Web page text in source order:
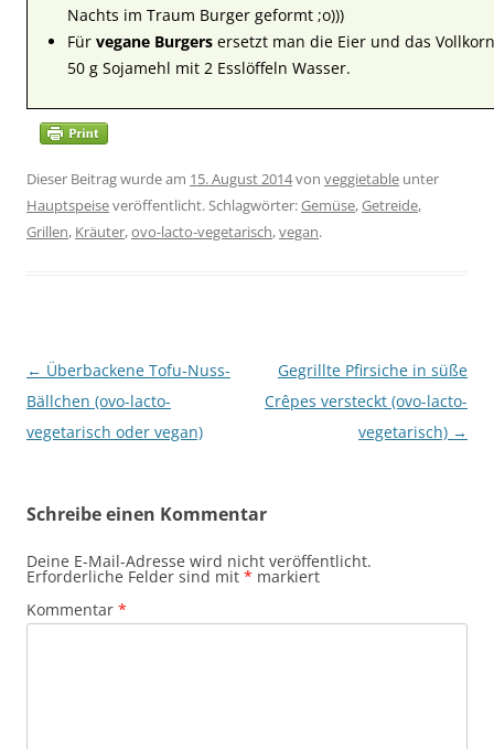
Nachts im Traum Burger geformt ;o)))
Für vegane Burgers ersetzt man die Eier und das
50 g Sojamehl mit 2 Esslöffeln Wasser.
Dieser Beitrag wurde am 15. August 2014von veggietable unter
Hauptspeiseveröffentlicht. Schlagwörter:Gemüse,Getreide,
Grillen, Kräuter,ovo-lacto-vegetarisch,vegan.
Beitragsnavigation
← Überbackene Tofu-Nuss-
Bällchen (ovo-lacto-
vegetarisch oder vegan)
Gegrillte Pfirsiche in süße
Crêpes versteckt (ovo-lacto-
vegetarisch) →
Schreibe einen Kommentar
Deine E-Mail-Adresse wird nicht veröffentlicht.
Erforderliche Felder sind mit * markiert
Kommentar *